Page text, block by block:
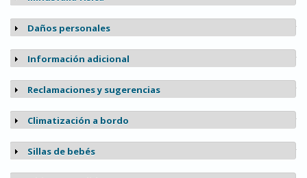
Mostrar
Daños personales
Mostrar
Información adicional
Mostrar
Reclamaciones y sugerencias
Mostrar
Climatización a bordo
Mostrar
Sillas de bebés